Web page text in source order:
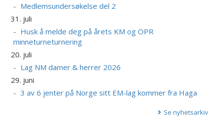
Medlemsundersøkelse del 2
31. juli
Husk å melde deg på årets KM og OPR
minneturneturnering
20. juli
Lag NM damer & herrer 2026
29. juni
3 av 6 jenter på Norge sitt EM-lag kommer fra Haga
Se nyhetsarkiv